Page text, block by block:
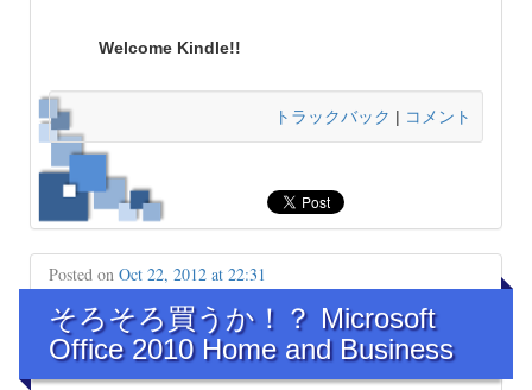
Welcome Kindle!!
トラックバック | コメント
Posted on Oct 22, 2012 at 22:31
そろそろ買うか！？ Microsoft
Office 2010 Home and Business